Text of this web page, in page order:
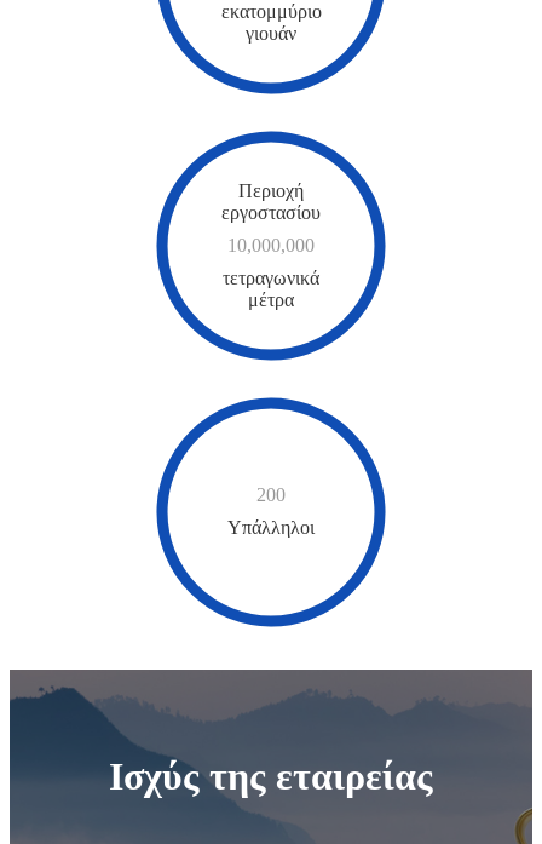
εκατομμύριο
γιουάν
Περιοχή
εργοστασίου
10,000,000
τετραγωνικά
μέτρα
200
Υπάλληλοι
Ισχύς της εταιρείας